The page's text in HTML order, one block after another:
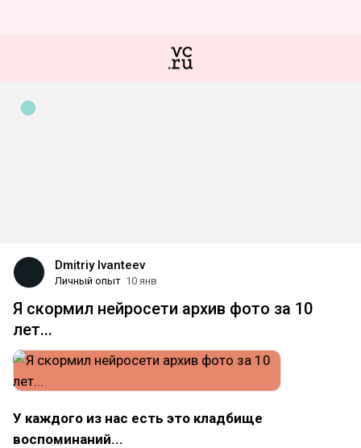
Dmitriy Ivanteev
Личный опыт 10 янв
Я скормил нейросети архив фото за 10
лет...
У каждого из нас есть это кладбище
воспоминаний...